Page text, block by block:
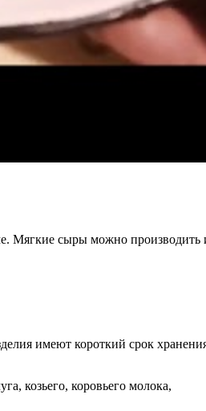
Мягкие сыры можно
имеют короткий срок